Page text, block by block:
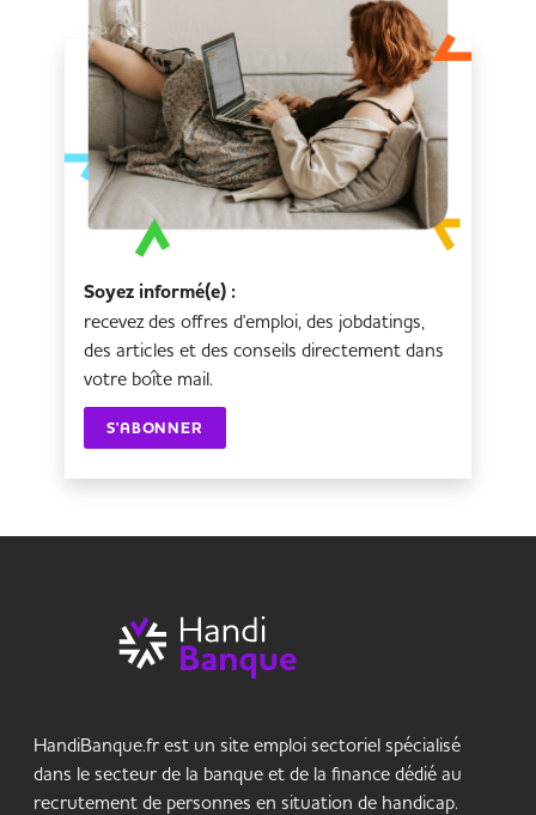
Soyez informé(e) :
recevez des offres d'emploi, des jobdatings,
des articles et des conseils directement dans
votre boîte mail.
S'ABONNER
HandiBanque.fr est un site emploi sectoriel spécialisé
dans le secteur de la banque et de la finance dédié au
recrutement de personnes en situation de handicap.